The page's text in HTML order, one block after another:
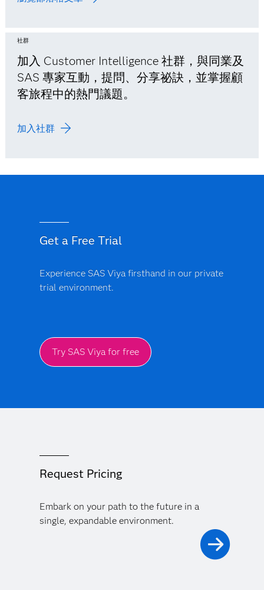
社群
加入 Customer Intelligence 社群，與同業及
SAS 專家互動，提問、分享祕訣，並掌握顧
客旅程中的熱門議題。
加入社群
Get a Free Trial
Experience SAS Viya firsthand in our private
trial environment.
Try SAS Viya for free
Request Pricing
Embark on your path to the future in a
single, expandable environment.